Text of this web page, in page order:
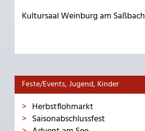
Kultursaal Weinburg am Saßbach
Feste/Events, Jugend, Kinder
Herbstflohmarkt
Saisonabschlussfest